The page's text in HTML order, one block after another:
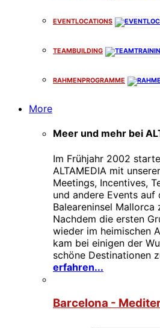
EVENTLOCATIONS
TEAMBUILDING
RAHMENPROGRAMME
More
Meer und mehr bei
Im Frühjahr 2002
ALTAMEDIA mit
Meetings, Incentives,
und andere Events auf
Baleareninsel Mallorca
Nachdem die ersten
wieder im heimischen
kam bei einigen der
schöne Destinationen
erfahren...
Barcelona -